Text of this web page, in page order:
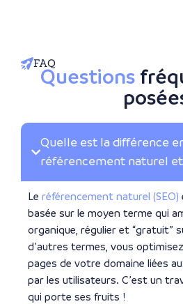
FAQ
Questions
Quelle est la différence
référencement naturel et
Le référencement naturel (SEO)
basée sur le moyen terme qui
organique, régulier et “gratuit”
d’autres termes, vous
pages de votre domaine liées
par les utilisateurs. C’est un
qui porte ses fruits !